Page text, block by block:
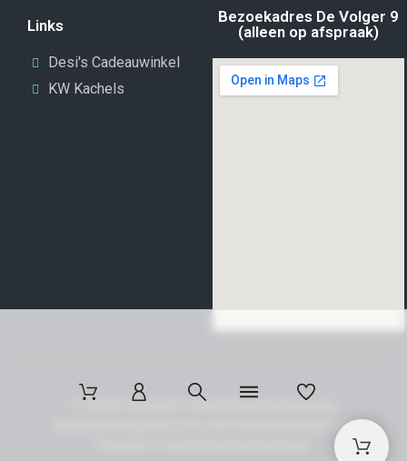
Links
Desi's Cadeauwinkel
KW Kachels
Bezoekadres De Volger 9
(alleen op afspraak)
© 2025 Draaijers Handelsonderneming
Gereedschapplek.nl is een handelsnaam van